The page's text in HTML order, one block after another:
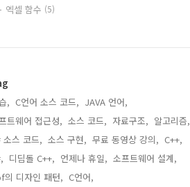
엑셀 함수 (5)
, C언어 소스 코드, JAVA 언어,
트웨어 접근성, 소스 코드, 자료구조, 알고리즘,
소스 코드, 소스 구현, 무료 동영상 강의, C++,
디딤돌 C++, 언제나 휴일, 소프트웨어 설계,
의 디자인 패턴, C언어,